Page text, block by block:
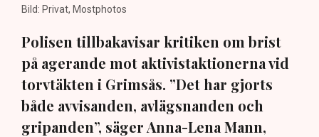
Bild: Privat, Mostphotos
Polisen tillbakavisar kritiken om brist
på agerande mot aktivistaktionerna vid
torvtäkten i Grimsås. ”Det har gjorts
både avvisanden, avlägsnanden och
gripanden”, säger Anna-Lena Mann,